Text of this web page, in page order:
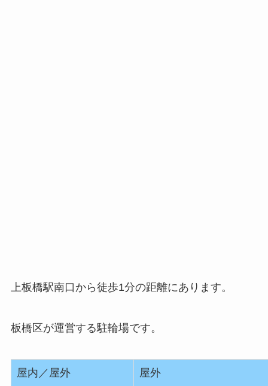
上板橋駅南口から徒歩1分の距離にあります。
板橋区が運営する駐輪場です。
屋内／屋外 屋外